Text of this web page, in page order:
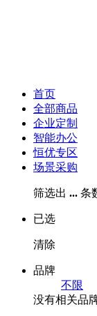
首页
全部商品
企业定制
智能办公
恒优专区
场景采购
筛选出 ... 条
已选
清除
品牌
不限
没有相关品